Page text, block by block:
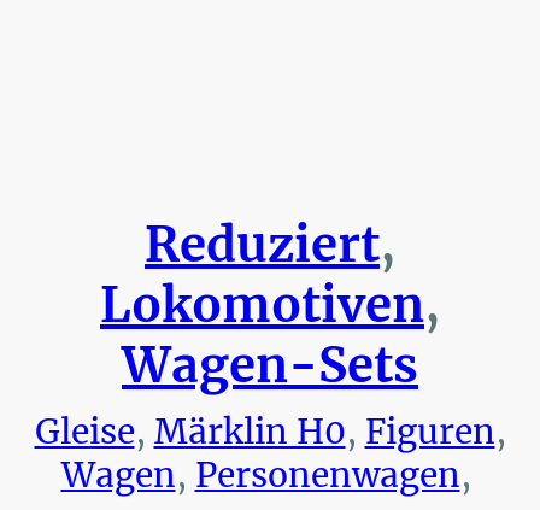
Reduziert,
Lokomotiven,
Wagen-Sets
Gleise, Märklin H0, Figuren,
Wagen, Personenwagen,